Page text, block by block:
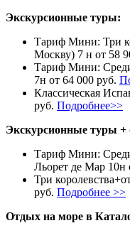
Экскурсионные туры:
Тариф Мини: Три
Москву) 7 н от 58
Тариф Мини:
7н от 64 000 руб.
Классическая
руб. Подробнее>>
Экскурсионные туры +
Тариф Мини:
Льорет де Мар 10н
Три
руб. Подробнее >>
Отдых на море в